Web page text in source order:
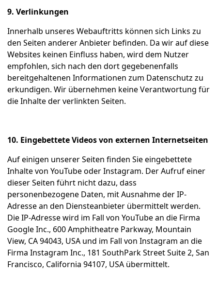
9. Verlinkungen
Innerhalb unseres Webauftritts können sich Links zu
den Seiten anderer Anbieter befinden. Da wir auf diese
Websites keinen Einfluss haben, wird dem Nutzer
empfohlen, sich nach den dort gegebenenfalls
bereitgehaltenen Informationen zum Datenschutz zu
erkundigen. Wir übernehmen keine Verantwortung für
die Inhalte der verlinkten Seiten.
10. Eingebettete Videos von externen Internetseiten
Auf einigen unserer Seiten finden Sie eingebettete
Inhalte von YouTube oder Instagram. Der Aufruf einer
dieser Seiten führt nicht dazu, dass
personenbezogene Daten, mit Ausnahme der IP-
Adresse an den Diensteanbieter übermittelt werden.
Die IP-Adresse wird im Fall von YouTube an die Firma
Google Inc., 600 Amphitheatre Parkway, Mountain
View, CA 94043, USA und im Fall von Instagram an die
Firma Instagram Inc., 181 SouthPark Street Suite 2, San
Francisco, California 94107, USA übermittelt.